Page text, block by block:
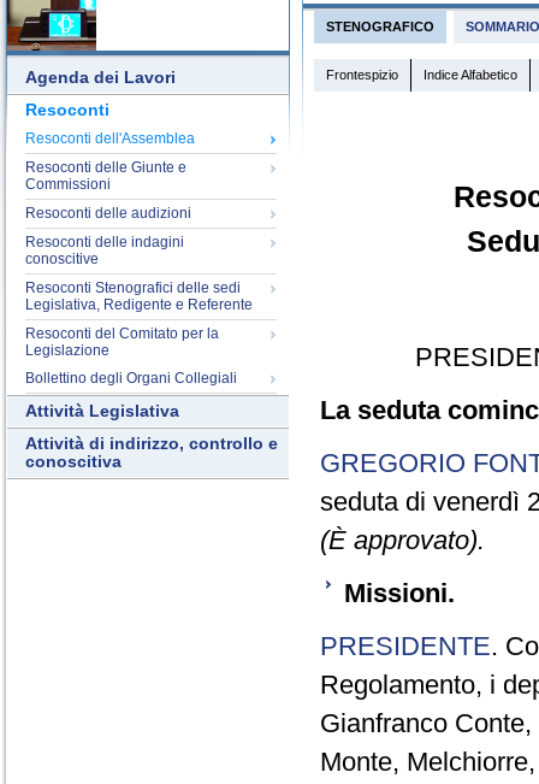
Agenda dei Lavori
Resoconti
Resoconti dell'Assemblea
Resoconti delle Giunte e
Commissioni
Resoconti delle audizioni
Resoconti delle indagini
conoscitive
Resoconti Stenografici delle sedi
Legislativa, Redigente e Referente
Resoconti del Comitato per la
Legislazione
Bollettino degli Organi Collegiali
Attività Legislativa
Attività di indirizzo, controllo e
conoscitiva
STENOGRAFICO SOMMARIO
Frontespizio Indice Alfabetico
La seduta
GREGORIO
seduta di venerdì
(È approvato).
Missioni.
PRESIDENTE.
Regolamento, i
Gianfranco
Monte,